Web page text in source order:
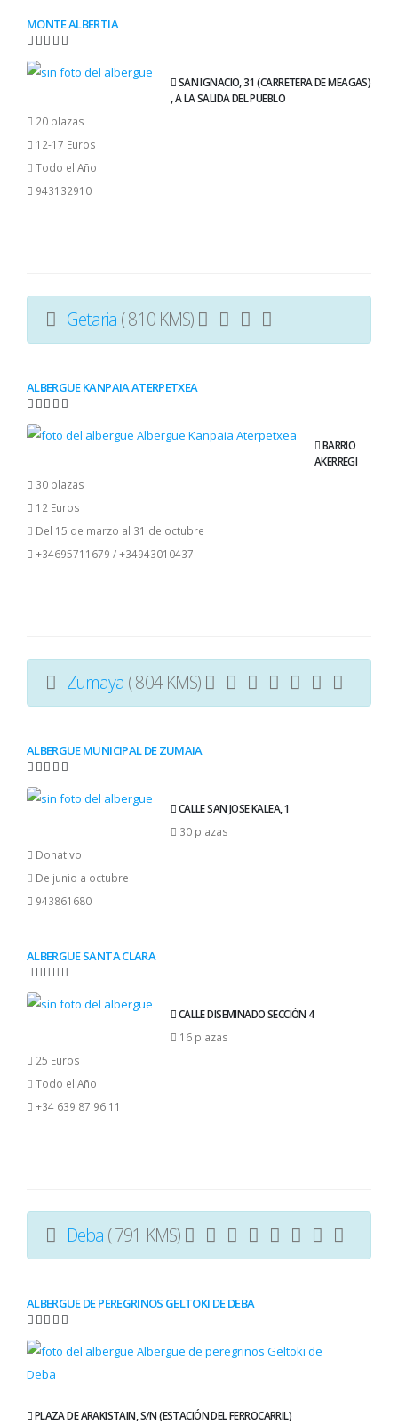
MONTE ALBERTIA
SAN IGNACIO, 31 (CARRETERA DE MEAGAS)
, A LA SALIDA DEL PUEBLO
20 plazas
12-17 Euros
Todo el Año
943132910
Getaria ( 810 KMS)
ALBERGUE KANPAIA ATERPETXEA
BARRIO
AKERREGI
30 plazas
12 Euros
Del 15 de marzo al 31 de octubre
+34695711679 / +34943010437
Zumaya ( 804 KMS)
ALBERGUE MUNICIPAL DE ZUMAIA
CALLE SAN JOSE KALEA, 1
30 plazas
Donativo
De junio a octubre
943861680
ALBERGUE SANTA CLARA
CALLE DISEMINADO SECCIÓN 4
16 plazas
25 Euros
Todo el Año
+34 639 87 96 11
Deba ( 791 KMS)
ALBERGUE DE PEREGRINOS GELTOKI DE DEBA
PLAZA DE ARAKISTAIN, S/N (ESTACIÓN DEL FERROCARRIL)